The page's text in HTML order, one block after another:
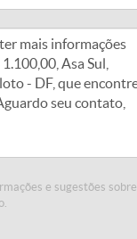
e sugestões sobre